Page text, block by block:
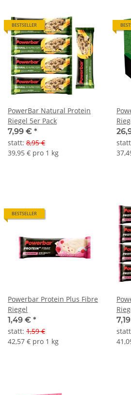
BESTSELLER
PowerBar Natural Protein
Riegel 5er Pack
7,99 € *
statt: 8,95 €
39,95 € pro 1 kg
statt
BESTSELLER
Powerbar Protein Plus Fibre
Riegel
1,49 € *
statt: 1,59 €
42,57 € pro 1 kg
statt